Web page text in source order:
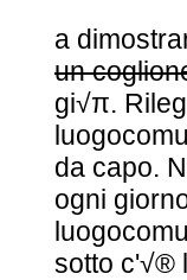
a
un
gi√π.
da capo.
ogni
sotto c'√®